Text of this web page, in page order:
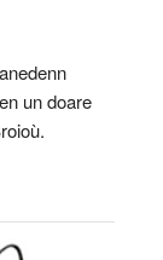
un doare